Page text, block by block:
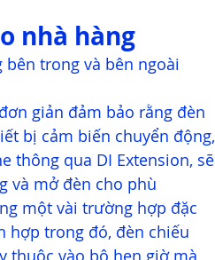
nhà hàng
bên trong và bên ngoài
giản đảm bảo rằng đèn
bị cảm biến chuyển động,
thông qua DI Extension, sẽ
và mở đèn cho phù
một vài trường hợp đặc
hợp trong đó, đèn chiếu
thuộc vào bộ hẹn giờ mà